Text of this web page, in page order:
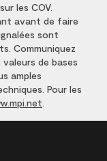
les COV.
avant de faire
sont
Communiquez
de bases
amples
Pour les